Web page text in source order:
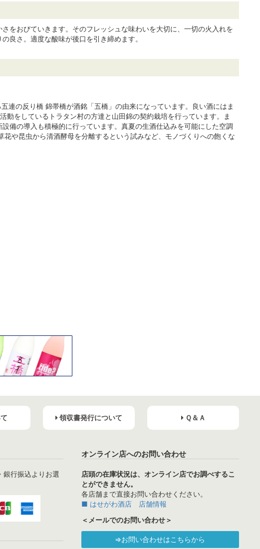
をおびていきます。そのフレッシュな味わいを大切に、一切の火入れを
良さ。適度な酸味が後口を引き締めます。
連の反り橋 錦帯橋が酒銘「五橋」の由来になっています。良い酒にはま
をしているトラタン村の方達と山田錦の契約栽培を行っています。ま
備の導入も積極的に行っています。真夏の生酒仕込みを可能にした空調
や昆虫から清酒酵母を分離するという試みなど、モノづくりへの飽くな
領収書発行について Ｑ＆Ａ
銀行振込よりお選
オンライン店へのお問い合わせ
店頭の在庫状況は、オンライン店でお調べするこ
とができません。
各店舗まで直接お問い合わせください。
■ はせがわ酒店 店舗情報
＜メールでのお問い合わせ＞
⇒お問い合わせはこちらから